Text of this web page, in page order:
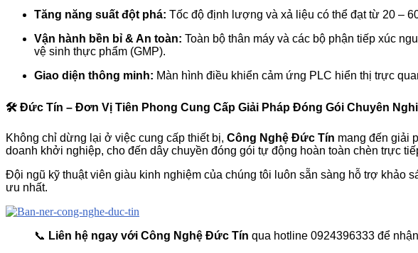
Tăng năng suất đột phá: Tốc độ định lượng và xả liệu có thể đạt từ 20 –
Vận hành bền bỉ & An toàn: Toàn bộ thân máy và các bộ phận tiếp xúc
vệ sinh thực phẩm (GMP).
Giao diện thông minh: Màn hình điều khiển cảm ứng PLC hiển thị trực
🛠️ Đức Tín – Đơn Vị Tiên Phong Cung Cấp Giải Pháp Đóng Gói Chuyên
Không chỉ dừng lại ở việc cung cấp thiết bị, Công Nghệ Đức Tín mang đến giải
doanh khởi nghiệp, cho đến dây chuyền đóng gói tự động hoàn toàn chèn trực
Đội ngũ kỹ thuật viên giàu kinh nghiệm của chúng tôi luôn sẵn sàng hỗ trợ khảo
ưu nhất.
📞 Liên hệ ngay với Công Nghệ Đức Tín qua hotline 0924396333 để